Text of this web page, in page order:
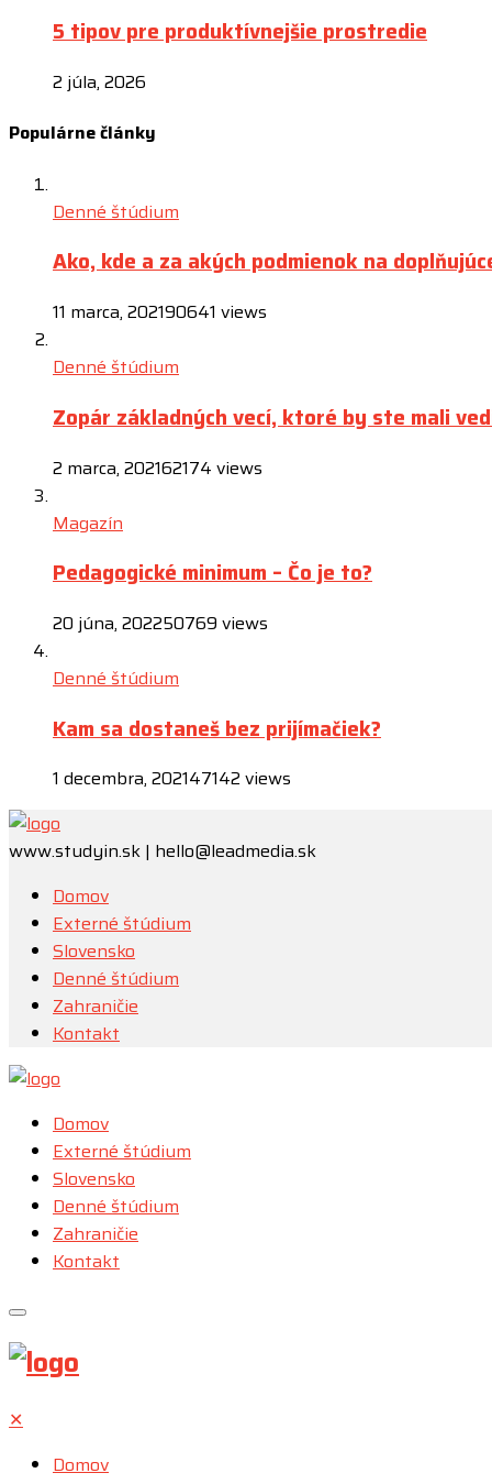
5 tipov pre produktívnejšie prostredie
2 júla, 2026
Populárne články
Denné štúdium
Ako, kde a za akých podmienok na
11 marca, 202190641 views
Denné štúdium
Zopár základných vecí, ktoré by ste mali
2 marca, 202162174 views
Magazín
Pedagogické minimum – Čo je to?
20 júna, 202250769 views
Denné štúdium
Kam sa dostaneš bez prijímačiek?
1 decembra, 202147142 views
www.studyin.sk | hello@leadmedia.sk
Domov
Externé štúdium
Slovensko
Denné štúdium
Zahraničie
Kontakt
Domov
Externé štúdium
Slovensko
Denné štúdium
Zahraničie
Kontakt
✕
Domov